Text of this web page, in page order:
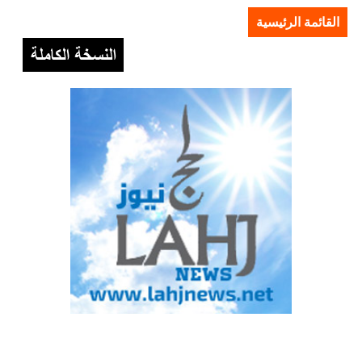
القائمة الرئيسية